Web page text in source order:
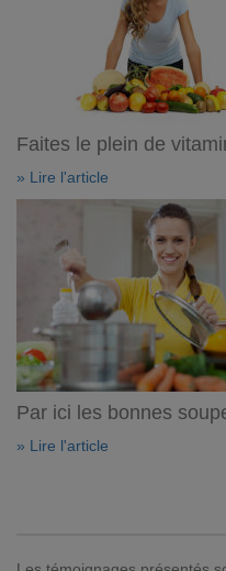
Faites le plein de
» Lire l'article
Par ici les bonnes
» Lire l'article